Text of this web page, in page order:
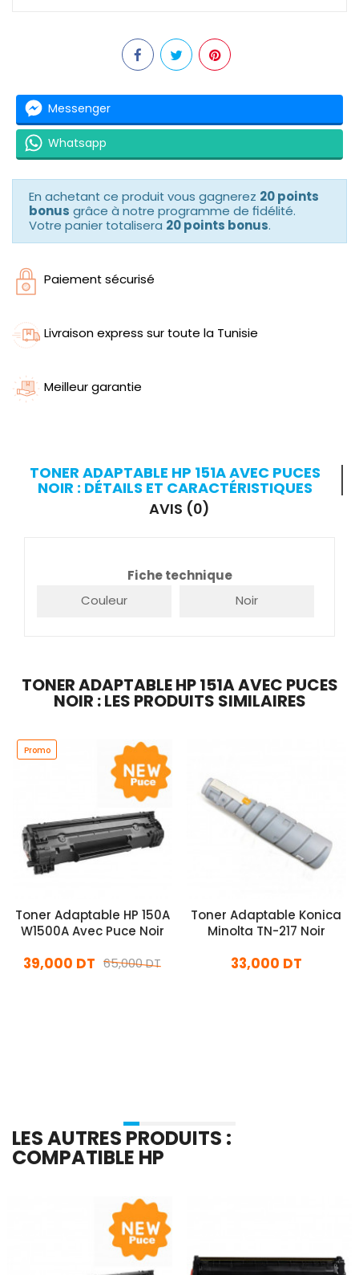
Messenger
Whatsapp
En achetant ce produit vous gagnerez 20 points
bonus grâce à notre programme de fidélité.
Votre panier totalisera 20 points bonus.
Paiement sécurisé
Livraison express sur toute la Tunisie
Meilleur garantie
TONER ADAPTABLE HP 151A AVEC PUCES
NOIR : DÉTAILS ET CARACTÉRISTIQUES
AVIS (0)
Fiche technique
Couleur
Noir
TONER ADAPTABLE HP 151A AVEC PUCES
NOIR : LES PRODUITS SIMILAIRES
Promo
Toner Adaptable HP 150A
W1500A Avec Puce Noir
65,000 DT
39,000 DT
Toner Adaptable Konica
Minolta TN-217 Noir
33,000 DT
LES AUTRES PRODUITS :
COMPATIBLE HP